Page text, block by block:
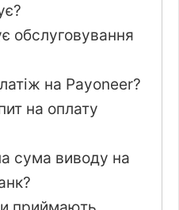
обслуговування
на Payoneer?
на оплату
сума виводу на